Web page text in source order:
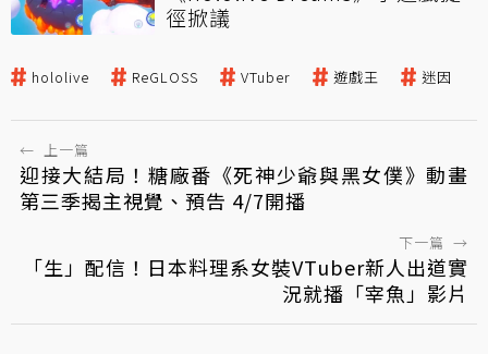
徑掀議
hololive ReGLOSS VTuber 遊戲王 迷因
← 上一篇
迎接大結局！糖廠番《死神少爺與黑女僕》動畫
第三季揭主視覺、預告 4/7開播
下一篇 →
「生」配信！日本料理系女裝VTuber新人出道實
況就播「宰魚」影片